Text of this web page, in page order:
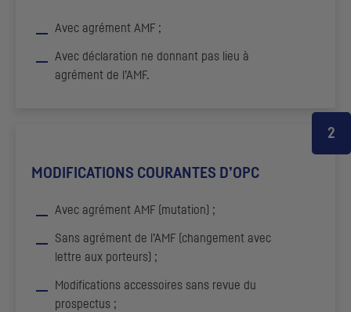
Avec agrément AMF ;
Avec déclaration ne donnant pas lieu à
agrément de l’AMF.
MODIFICATIONS COURANTES D’OPC
Avec agrément AMF (mutation) ;
Sans agrément de l’AMF (changement avec
lettre aux porteurs) ;
Modifications accessoires sans revue du
prospectus ;